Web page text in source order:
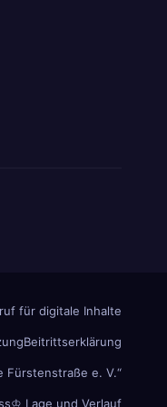
für digitale Inhalte
Beitrittserklärung
Fürstenstraße e. V.“
♔ Lage und Verlauf